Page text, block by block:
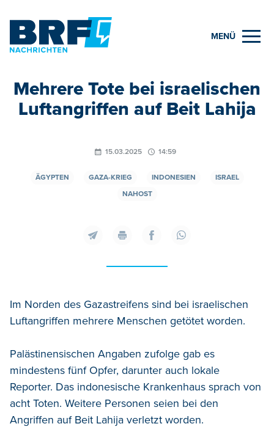
MENÜ
Mehrere Tote bei israelischen
Luftangriffen auf Beit Lahija
15.03.2025 14:59
ÄGYPTEN GAZA-KRIEG INDONESIEN
ISRAEL
NAHOST
Im Norden des Gazastreifens sind bei israelischen
Luftangriffen mehrere Menschen getötet worden.
Palästinensischen Angaben zufolge gab es
mindestens fünf Opfer, darunter auch lokale
Reporter. Das indonesische Krankenhaus sprach von
acht Toten. Weitere Personen seien bei den
Angriffen auf Beit Lahija verletzt worden.